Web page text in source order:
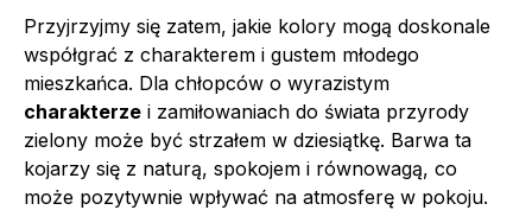
Przyjrzyjmy się zatem, jakie kolory mogą doskonale
współgrać z charakterem i gustem młodego
mieszkańca. Dla chłopców o wyrazistym
charakterze i zamiłowaniach do świata przyrody
zielony może być strzałem w dziesiątkę. Barwa ta
kojarzy się z naturą, spokojem i równowagą, co
może pozytywnie wpływać na atmosferę w pokoju.